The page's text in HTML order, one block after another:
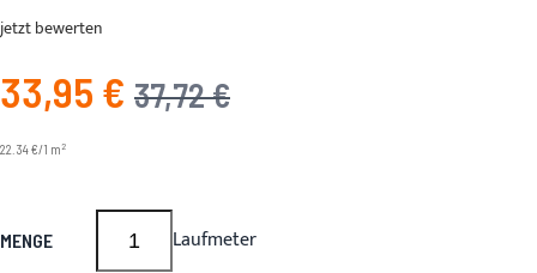
jetzt bewerten
Angebotspreis
33,95 € UVP
37,72 €
22.34 €/1 m2
MENGE Laufmeter